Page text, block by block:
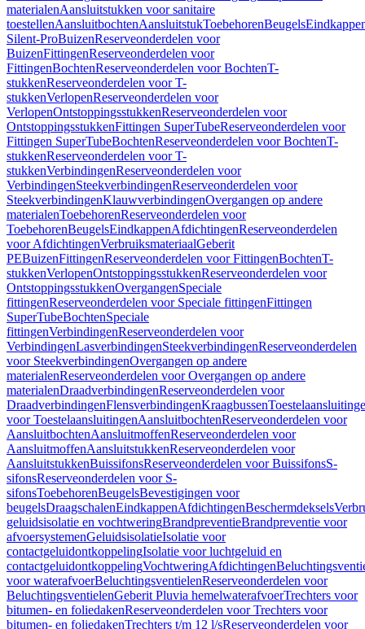
materialenAansluitstukken voor sanitaire
toestellenAansluitbochtenAansluitstukToebehorenBeugels
Silent-ProBuizenReserveonderdelen voor
BuizenFittingenReserveonderdelen voor
FittingenBochtenReserveonderdelen voor BochtenT-
stukkenReserveonderdelen voor T-
stukkenVerlopenReserveonderdelen voor
VerlopenOntstoppingsstukkenReserveonderdelen voor
OntstoppingsstukkenFittingen SuperTubeReserveonderdelen voor
Fittingen SuperTubeBochtenReserveonderdelen voor BochtenT-
stukkenReserveonderdelen voor T-
stukkenVerbindingenReserveonderdelen voor
VerbindingenSteekverbindingenReserveonderdelen voor
SteekverbindingenKlauwverbindingenOvergangen op andere
materialenToebehorenReserveonderdelen voor
ToebehorenBeugelsEindkappenAfdichtingenReserveonderdelen
voor AfdichtingenVerbruiksmateriaalGeberit
PEBuizenFittingenReserveonderdelen voor FittingenBochtenT-
stukkenVerlopenOntstoppingsstukkenReserveonderdelen voor
OntstoppingsstukkenOvergangenSpeciale
fittingenReserveonderdelen voor Speciale fittingenFittingen
SuperTubeBochtenSpeciale
fittingenVerbindingenReserveonderdelen voor
VerbindingenLasverbindingenSteekverbindingenReserveonderdelen
voor SteekverbindingenOvergangen op andere
materialenReserveonderdelen voor Overgangen op andere
materialenDraadverbindingenReserveonderdelen voor
DraadverbindingenFlensverbindingenKraagbussen
voor ToestelaansluitingenAansluitbochtenReserveonderdelen voor
AansluitbochtenAansluitmoffenReserveonderdelen voor
AansluitmoffenAansluitstukkenReserveonderdelen voor
AansluitstukkenBuissifonsReserveonderdelen voor BuissifonsS-
sifonsReserveonderdelen voor S-
sifonsToebehorenBeugelsBevestigingen voor
beugelsDraagschalenEindkappenAfdichtingenBeschermdeksels
geluidsisolatie en vochtweringBrandpreventieBrandpreventie voor
afvoersystemenGeluidsisolatieIsolatie voor
contactgeluidontkoppelingIsolatie voor luchtgeluid en
contactgeluidontkoppelingVochtweringAfdichtingen
voor waterafvoerBeluchtingsventielenReserveonderdelen voor
BeluchtingsventielenGeberit Pluvia hemelwaterafvoerTrechters voor
bitumen- en foliedakenReserveonderdelen voor Trechters voor
bitumen- en foliedakenTrechters t/m 12 l/sReserveonderdelen voor